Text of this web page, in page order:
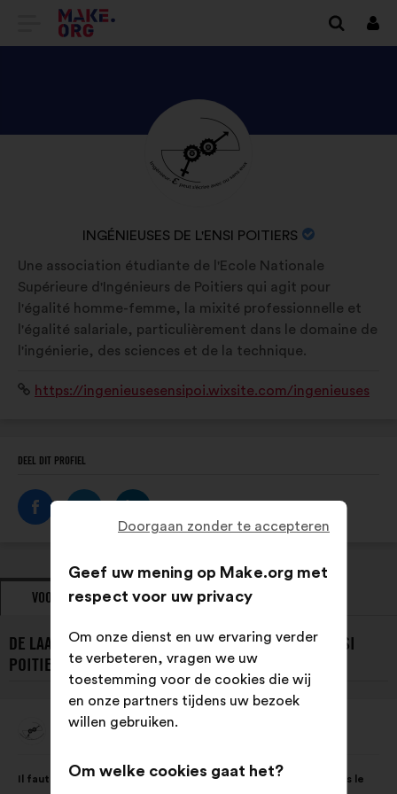
GA
HOMEPAGE
MAKE.ORG
BEKIJK
DE
L'ENSI
POITIERS
NAAM
VAN
DE
INGÉNIEUSES DE L'ENSI POITIERS
Biografie:
Une association étudiante de l'Ecole Nationale
Supérieure d'Ingénieurs de Poitiers qui agit pour
l'égalité homme-femme, la mixité professionnelle et
l'égalité salariale, particulièrement dans le domaine de
l'ingénierie, des sciences et de la technique.
Website:
https://ingenieusesensipoi.wixsite.com/ingenieuses
DEEL DIT PROFIEL
VOORSTELLEN STANDPUNTEN
DE LAATSTE VOORSTELLEN VAN INGÉNIEUSES DE L'ENSI
POITIERS:
Voorstel
Ingénieuses De L'ENSI Poitiers
van
Il faut éduquer les filles et les garçons à l'égalité des sexes dès le
de
Doorgaan zonder te accepteren
Geef uw mening op Make.org met
respect voor uw privacy
Om onze dienst en uw ervaring verder
te verbeteren, vragen we uw
toestemming voor de cookies die wij
en onze partners tijdens uw bezoek
willen gebruiken.
Om welke cookies gaat het?